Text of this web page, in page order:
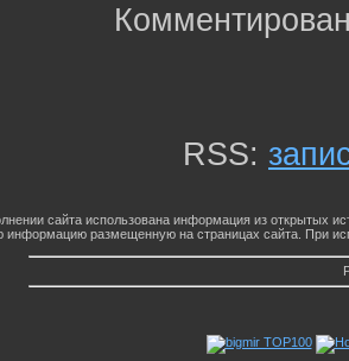
RSS:
сайта использована информация из открытых
информацию размещенную на страницах сайта. При